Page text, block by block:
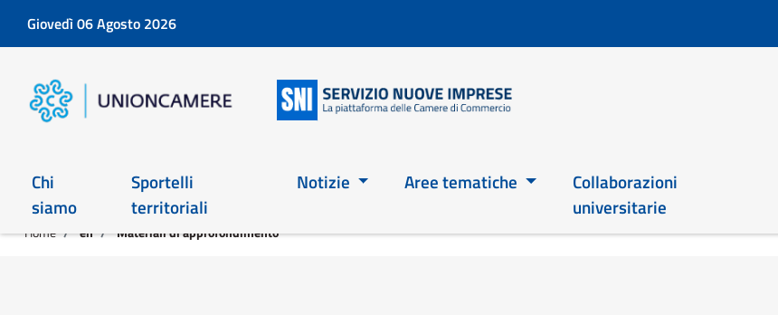
Giovedì 06 Agosto 2026
Main 2026
Chi
siamo
Sportelli
territoriali
Notizie Aree tematiche
Collaborazioni
universitarie
Home en Materiali di approfondimento